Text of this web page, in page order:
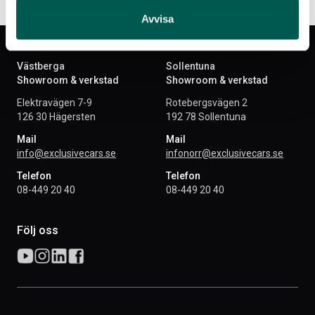
Avvisa
Västberga
Showroom & verkstad
Elektravägen 7-9
126 30 Hägersten
Mail
info@exclusivecars.se
Telefon
08-449 20 40
Sollentuna
Showroom & verkstad
Rotebergsvägen 2
192 78 Sollentuna
Mail
infonorr@exclusivecars.se
Telefon
08-449 20 40
Följ oss